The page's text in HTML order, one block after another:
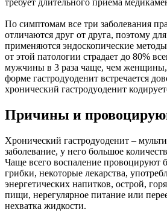
требует длительного приема
По симптомам все три заболевания
отличаются друг от друга, поэтому
применяются эндоскопические
от этой патологии страдает до 80%
мужчины в 3 раза чаще, чем женщины,
форме гастродуоденит встречается
хронический гастродуоденит
Причины и
Хронический гастродуоденит –
заболевание, у него большое
Чаще всего воспаление провоцируют
грибки, некоторые лекарства,
энергетических напитков, острой,
пищи, нерегулярное питание или
нехватка жидкости.